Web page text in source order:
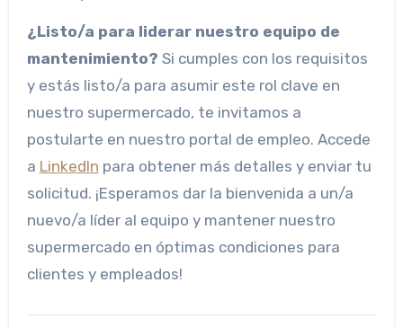
¿Listo/a para liderar nuestro equipo de
mantenimiento? Si cumples con los requisitos
y estás listo/a para asumir este rol clave en
nuestro supermercado, te invitamos a
postularte en nuestro portal de empleo. Accede
a LinkedIn para obtener más detalles y enviar tu
solicitud. ¡Esperamos dar la bienvenida a un/a
nuevo/a líder al equipo y mantener nuestro
supermercado en óptimas condiciones para
clientes y empleados!